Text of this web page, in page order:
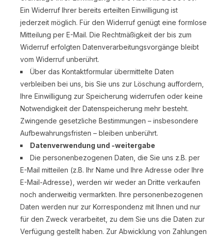
Ein Widerruf Ihrer bereits erteilten Einwilligung ist
jederzeit möglich. Für den Widerruf genügt eine formlose
Mitteilung per E-Mail. Die Rechtmäßigkeit der bis zum
Widerruf erfolgten Datenverarbeitungsvorgänge bleibt
vom Widerruf unberührt.
Über das Kontaktformular übermittelte Daten
verbleiben bei uns, bis Sie uns zur Löschung auffordern,
Ihre Einwilligung zur Speicherung widerrufen oder keine
Notwendigkeit der Datenspeicherung mehr besteht.
Zwingende gesetzliche Bestimmungen – insbesondere
Aufbewahrungsfristen – bleiben unberührt.
Datenverwendung und -weitergabe
Die personenbezogenen Daten, die Sie uns z.B. per
E-Mail mitteilen (z.B. Ihr Name und Ihre Adresse oder Ihre
E-Mail-Adresse), werden wir weder an Dritte verkaufen
noch anderweitig vermarkten. Ihre personenbezogenen
Daten werden nur zur Korrespondenz mit Ihnen und nur
für den Zweck verarbeitet, zu dem Sie uns die Daten zur
Verfügung gestellt haben. Zur Abwicklung von Zahlungen